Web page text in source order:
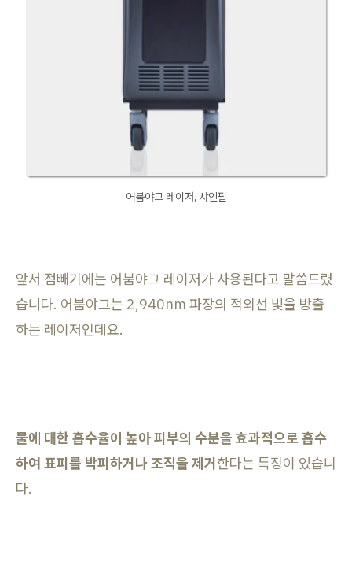
어붐야그 레이저, 샤인필
앞서 점빼기에는 어붐야그 레이저가 사용된다고 말씀드렸
습니다. 어붐야그는 2,940nm 파장의 적외선 빛을 방출
하는 레이저인데요.
물에 대한 흡수율이 높아 피부의 수분을 효과적으로 흡수
하여 표피를 박피하거나 조직을 제거한다는 특징이 있습니
다.